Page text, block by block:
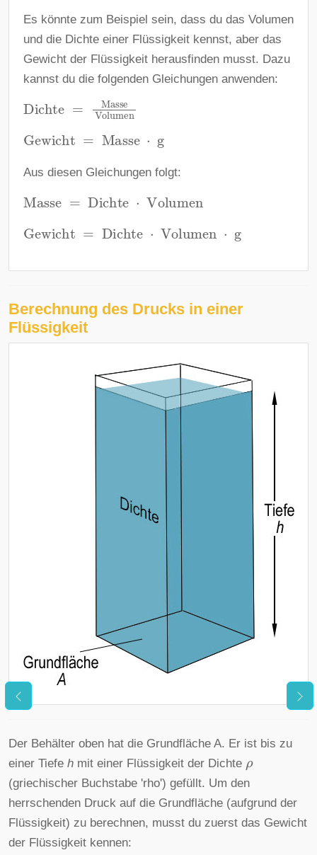
Es könnte zum Beispiel sein, dass du das Volumen
und die Dichte einer Flüssigkeit kennst, aber das
Gewicht der Flüssigkeit herausfinden musst. Dazu
kannst du die folgenden Gleichungen anwenden:
Dichte MasseVolumen
Gewicht
Masse
Aus diesen Gleichungen folgt:
Masse Dichte
Volumen
Gewicht
Dichte Volumen
Berechnung des Drucks in einer
Flüssigkeit
Der Behälter oben hat die Grundfläche A. Er ist bis zu
einer Tiefe h mit einer Flüssigkeit der Dichte
(griechischer Buchstabe 'rho') gefüllt. Um den
herrschenden Druck auf die Grundfläche (aufgrund der
Flüssigkeit) zu berechnen, musst du zuerst das Gewicht
der Flüssigkeit kennen: